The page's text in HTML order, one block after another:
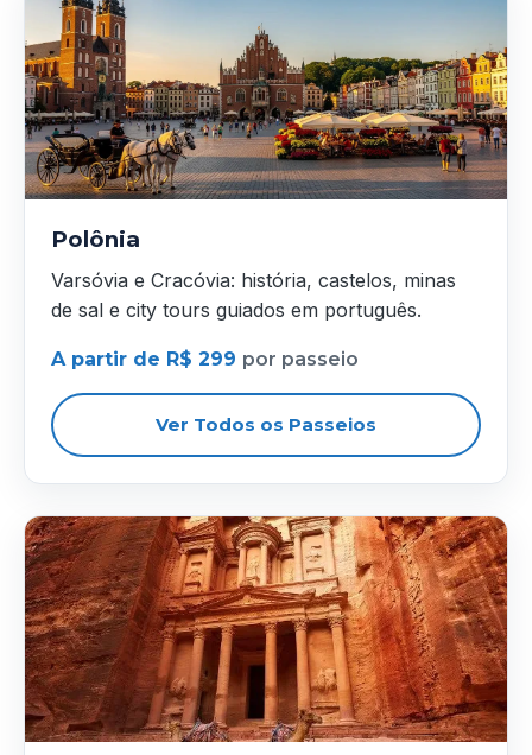
Polônia
Varsóvia e Cracóvia: história, castelos, minas
de sal e city tours guiados em português.
A partir de R$ 299 por passeio
Ver Todos os Passeios